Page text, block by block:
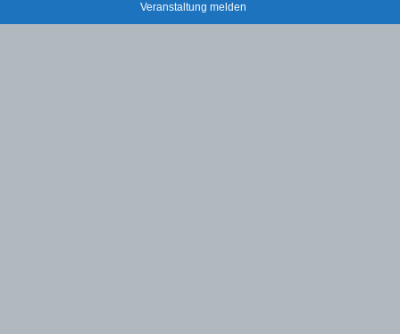
Veranstaltung melden